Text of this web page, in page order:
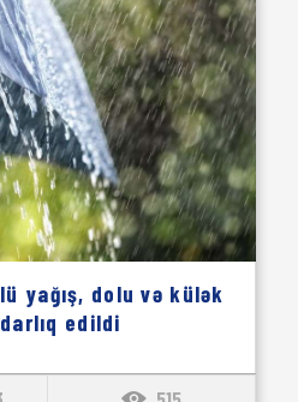
yağış, dolu və külək
edildi